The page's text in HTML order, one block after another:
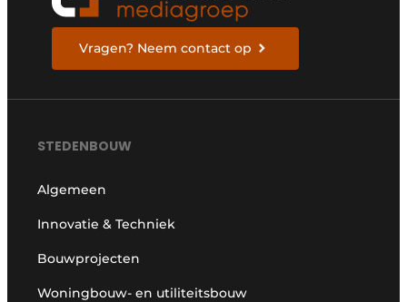
Vragen? Neem contact op
STEDENBOUW
Algemeen
Innovatie & Techniek
Bouwprojecten
Woningbouw- en utiliteitsbouw